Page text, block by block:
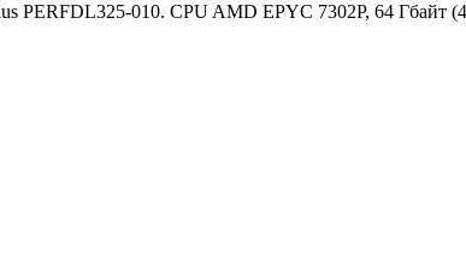
PERFDL325-010. CPU AMD EPYC 7302P, 64 Гбайт